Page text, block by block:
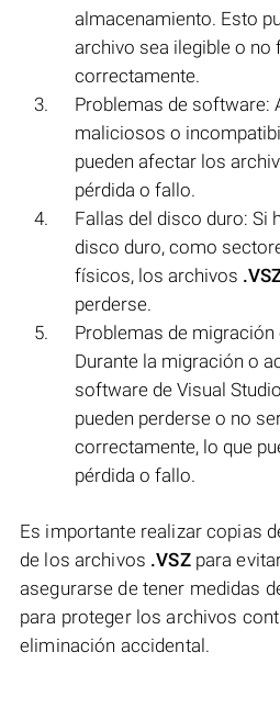
almacenamiento. Esto
archivo sea ilegible o no
correctamente.
Problemas de software:
maliciosos o
pueden afectar los
pérdida o fallo.
Fallas del disco duro: Si
disco duro, como
físicos, los archivos
perderse.
Problemas de
Durante la migración o
software de Visual
pueden perderse o no
correctamente, lo que
pérdida o fallo.
Es importante realizar copias
de los archivos .VSZpara
asegurarse de tener medidas
para proteger los archivos
eliminación accidental.